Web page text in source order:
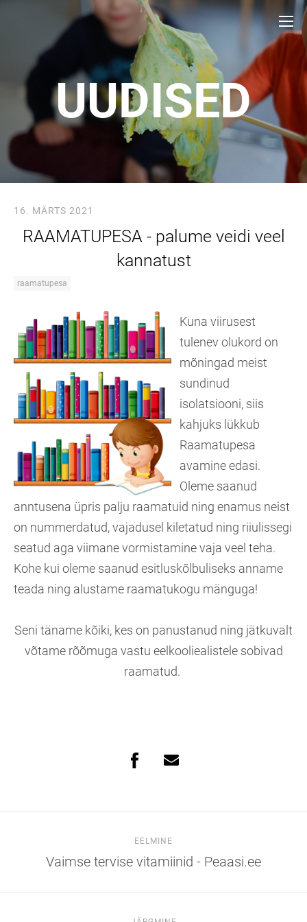
UUDISED
16. MÄRTS 2021
RAAMATUPESA - palume veidi veel
kannatust
raamatupesa
Kuna viirusest
tulenev olukord on
mõningad meist
sundinud
isolatsiooni, siis
kahjuks lükkub
Raamatupesa
avamine edasi.
Oleme saanud
anntusena üpris palju raamatuid ning enamus neist
on nummerdatud, vajadusel kiletatud ning riiulissegi
seatud aga viimane vormistamine vaja veel teha.
Kohe kui oleme saanud esitluskõlbuliseks anname
teada ning alustame raamatukogu mänguga!
Seni täname kõiki, kes on panustanud ning jätkuvalt
võtame rõõmuga vastu eelkooliealistele sobivad
raamatud.
EELMINE
Vaimse tervise vitamiinid - Peaasi.ee